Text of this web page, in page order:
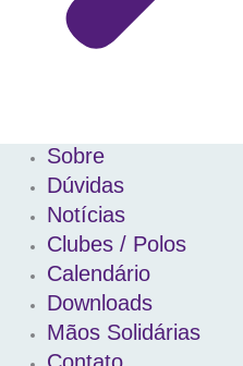
Sobre
Dúvidas
Notícias
Clubes / Polos
Calendário
Downloads
Mãos Solidárias